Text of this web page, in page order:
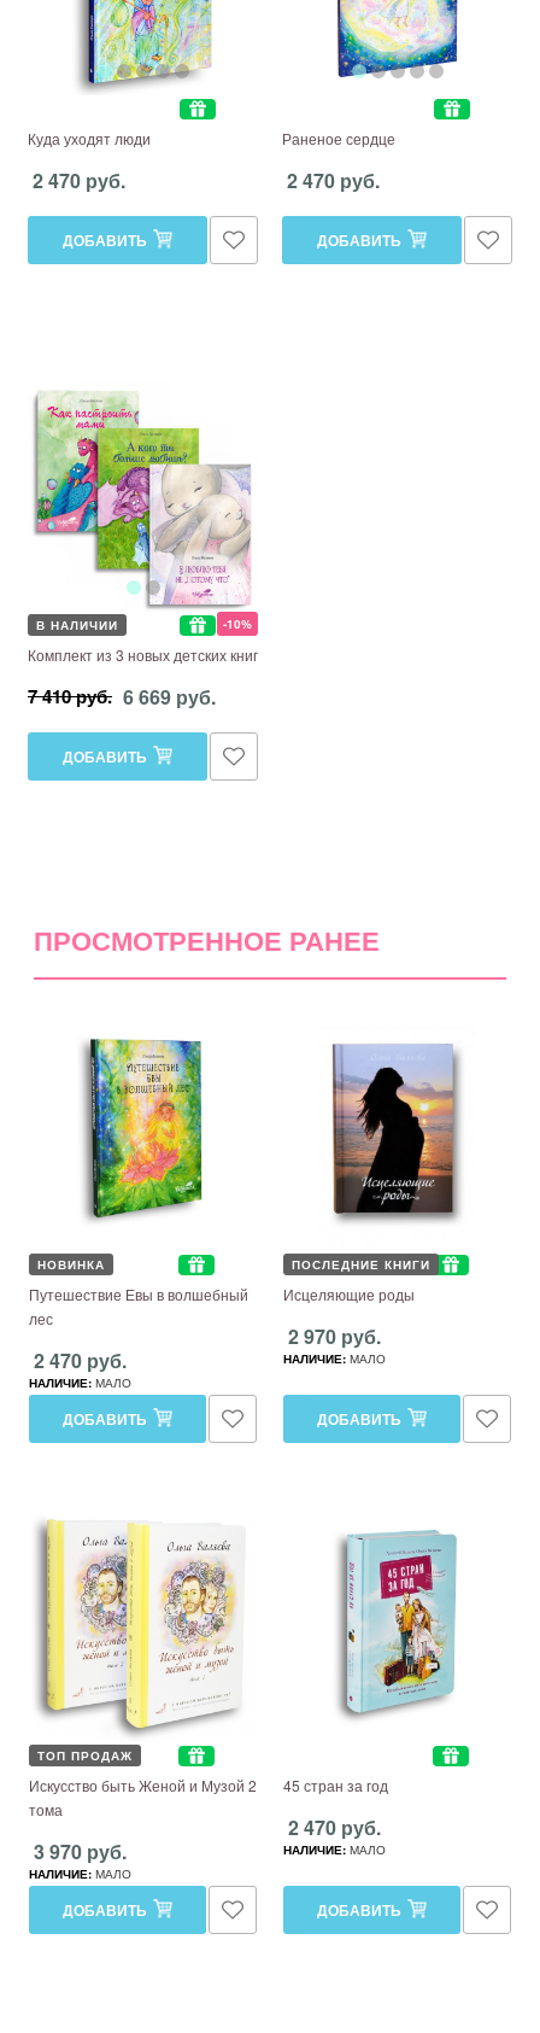
Куда уходят люди
2 470 руб.
ДОБАВИТЬ
Раненое сердце
2 470 руб.
ДОБАВИТЬ
-10%
В НАЛИЧИИ
Комплект из 3 новых детских книг
7 410 руб. 6 669 руб.
ДОБАВИТЬ
ПРОСМОТРЕННОЕ РАНЕЕ
НОВИНКА
Путешествие Евы в волшебный
лес
2 470 руб.
НАЛИЧИЕ: МАЛО
ДОБАВИТЬ
ПОСЛЕДНИЕ КНИГИ
Исцеляющие роды
2 970 руб.
НАЛИЧИЕ: МАЛО
ДОБАВИТЬ
ТОП ПРОДАЖ
Искусство быть Женой и Музой 2
тома
3 970 руб.
НАЛИЧИЕ: МАЛО
ДОБАВИТЬ
45 стран за год
2 470 руб.
НАЛИЧИЕ: МАЛО
ДОБАВИТЬ